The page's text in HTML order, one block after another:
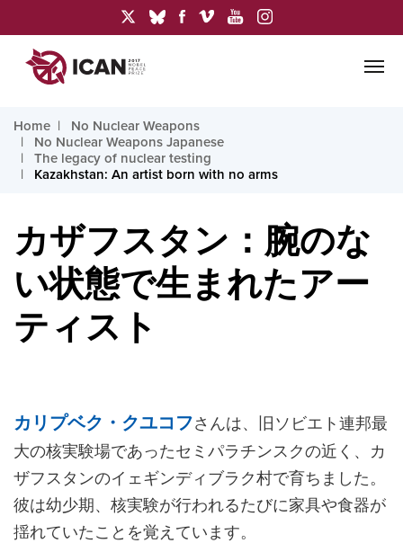
Home
No Nuclear Weapons
No Nuclear Weapons Japanese
The legacy of nuclear testing
Kazakhstan: An artist born with no arms
カザフスタン：腕のな
い状態で生まれたアー
ティスト
カリプベク・クユコフさんは、旧ソビエト連邦最
大の核実験場であったセミパラチンスクの近く、カ
ザフスタンのイェギンディブラク村で育ちました。
彼は幼少期、核実験が行われるたびに家具や食器が
揺れていたことを覚えています。